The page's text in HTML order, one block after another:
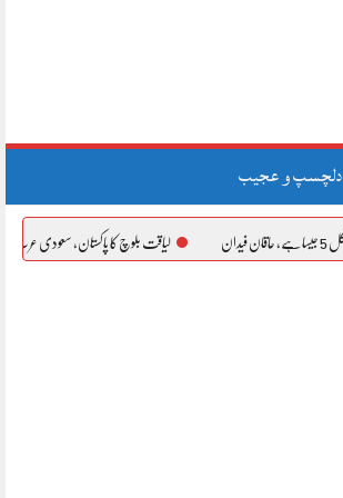
دلچسپ و عجیب
لیاقت بلوچ کا پاکستان، سعودی عرب اور ترکیہ کے